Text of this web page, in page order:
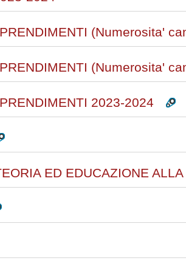
(Numerosita'
(Numerosita'
2023-2024
ED EDUCAZIONE